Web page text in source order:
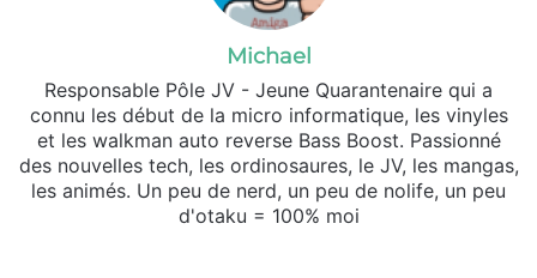
Michael
Responsable Pôle JV - Jeune Quarantenaire qui a
connu les début de la micro informatique, les vinyles
et les walkman auto reverse Bass Boost. Passionné
des nouvelles tech, les ordinosaures, le JV, les mangas,
les animés. Un peu de nerd, un peu de nolife, un peu
d'otaku = 100% moi